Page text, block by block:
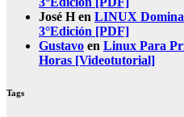
José Hen LINUX
3°Edición [PDF]
Gustavo en Linux Para
Horas [Videotutorial]
Tags